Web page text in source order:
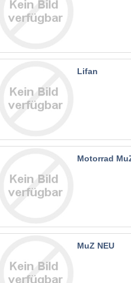
Lifan
Motorrad
MuZ NEU